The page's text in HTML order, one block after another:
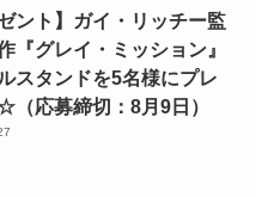
ゼント】ガイ・リッチー監
『グレイ・ミッション』
スタンドを5名様にプレ
（応募締切：8月9日）